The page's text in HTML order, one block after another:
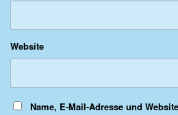
Website
Name, E-Mail-Adresse und